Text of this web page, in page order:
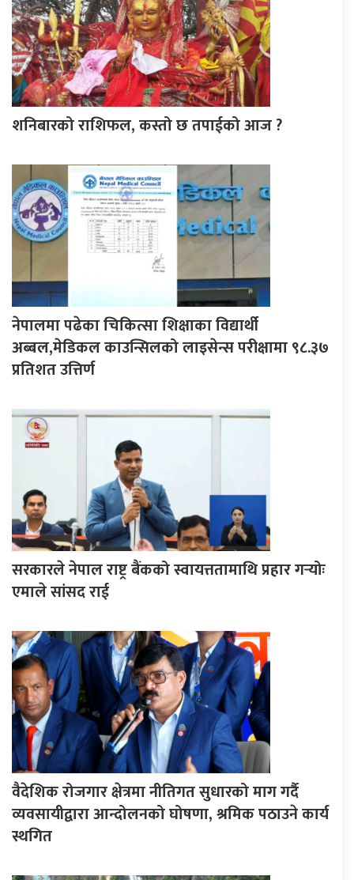
शनिबारको राशिफल, कस्तो छ तपाईको आज ?
नेपालमा पढेका चिकित्सा शिक्षाका विद्यार्थी
अब्बल,मेडिकल काउन्सिलको लाइसेन्स परीक्षामा ९८.३७
प्रतिशत उत्तिर्ण
सरकारले नेपाल राष्ट्र बैंकको स्वायत्ततामाथि प्रहार गर्‍योः
एमाले सांसद राई
वैदेशिक रोजगार क्षेत्रमा नीतिगत सुधारको माग गर्दै
व्यवसायीद्वारा आन्दोलनको घोषणा, श्रमिक पठाउने कार्य
स्थगित